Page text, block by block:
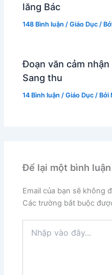
lăng Bác
148 Bình luận /Giáo Dục /
Đoạn văn cảm
Sang thu
14 Bình luận /Giáo Dục / Bởi
Để lại một bình luận
Email của bạn sẽ không
Các trường bắt buộc
vào